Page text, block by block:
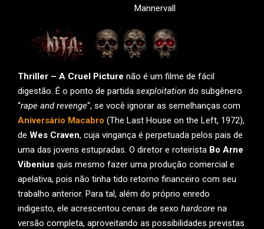
Mannervall
Thriller – A Cruel Picture não é um filme de fácil
digestão. É o ponto de partida sexploitation do subgênero
“rape and revenge“, se você ignorar as semelhanças com
Aniversário Macabro (The Last House on the Left, 1972),
de Wes Craven, cuja vingança é perpetuada pelos pais de
uma das jovens estupradas. O diretor e roteirista Bo Arne
Vibenius quis mesmo fazer uma produção comercial e
apelativa, pois não tinha tido retorno financeiro com seu
trabalho anterior. Para tal, além do próprio enredo
indigesto, ele acrescentou cenas de sexo hardcore na
versão completa, aproveitando as possibilidades previstas